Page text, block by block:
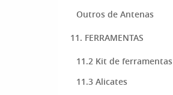
Outros de Antenas
11. FERRAMENTAS
11.2 Kit de ferramentas
11.3 Alicates